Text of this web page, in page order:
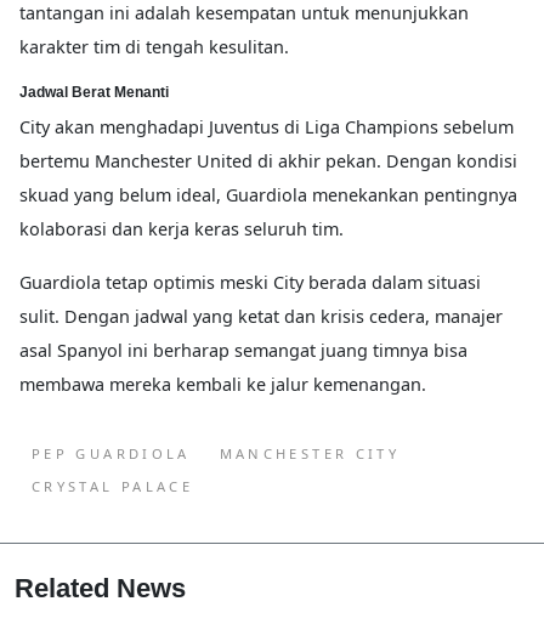
tantangan ini adalah kesempatan untuk menunjukkan
karakter tim di tengah kesulitan.
Jadwal Berat Menanti
City akan menghadapi Juventus di Liga Champions sebelum
bertemu Manchester United di akhir pekan. Dengan kondisi
skuad yang belum ideal, Guardiola menekankan pentingnya
kolaborasi dan kerja keras seluruh tim.
Guardiola tetap optimis meski City berada dalam situasi
sulit. Dengan jadwal yang ketat dan krisis cedera, manajer
asal Spanyol ini berharap semangat juang timnya bisa
membawa mereka kembali ke jalur kemenangan.
PEP GUARDIOLA
MANCHESTER CITY
CRYSTAL PALACE
Related News